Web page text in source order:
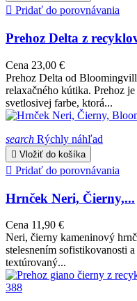
 Pridať do porovnávania
Prehoz Delta z
Cena 23,00 €
Prehoz Delta od
relaxačného kútika. Prehoz
svetlosivej farbe, ktorá...
search Rýchly náhľad
 Vložiť do košíka
 Pridať do porovnávania
Hrnček Neri, Čierny,...
Cena 11,90 €
Neri, čierny kameninový
stelesnením sofistikovanosti
textúrovaný...